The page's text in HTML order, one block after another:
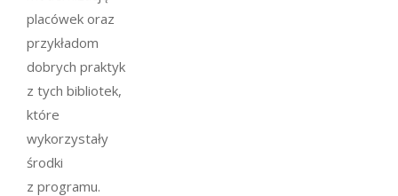
placówek oraz
przykładom
dobrych praktyk
z tych bibliotek,
które
wykorzystały
środki
z programu.